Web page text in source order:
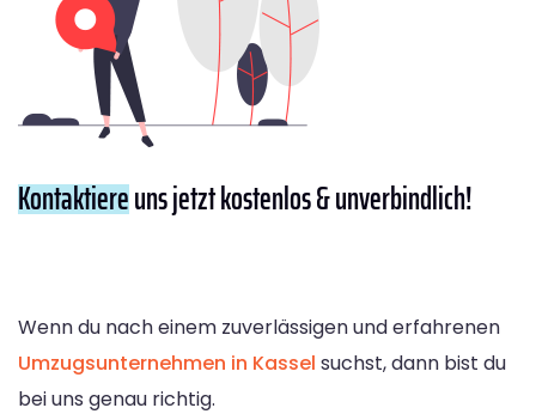
Kontaktiereuns jetzt kostenlos & unverbindlich!
Wenn du nach einem zuverlässigen und erfahrenen
Umzugsunternehmen in Kassel suchst, dann bist du
bei uns genau richtig.